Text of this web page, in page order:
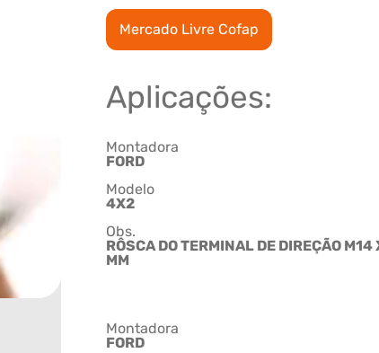
Mercado Livre Cofap
Aplicações:
Montadora
FORD
Modelo
4X2
Obs.
RÔSCA DO TERMINAL DE DIREÇÃO M14
MM
Montadora
FORD